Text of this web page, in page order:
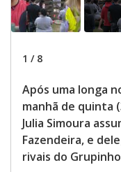
1 / 8
Após uma longa
manhã de quinta
Julia Simoura
Fazendeira, e
rivais do